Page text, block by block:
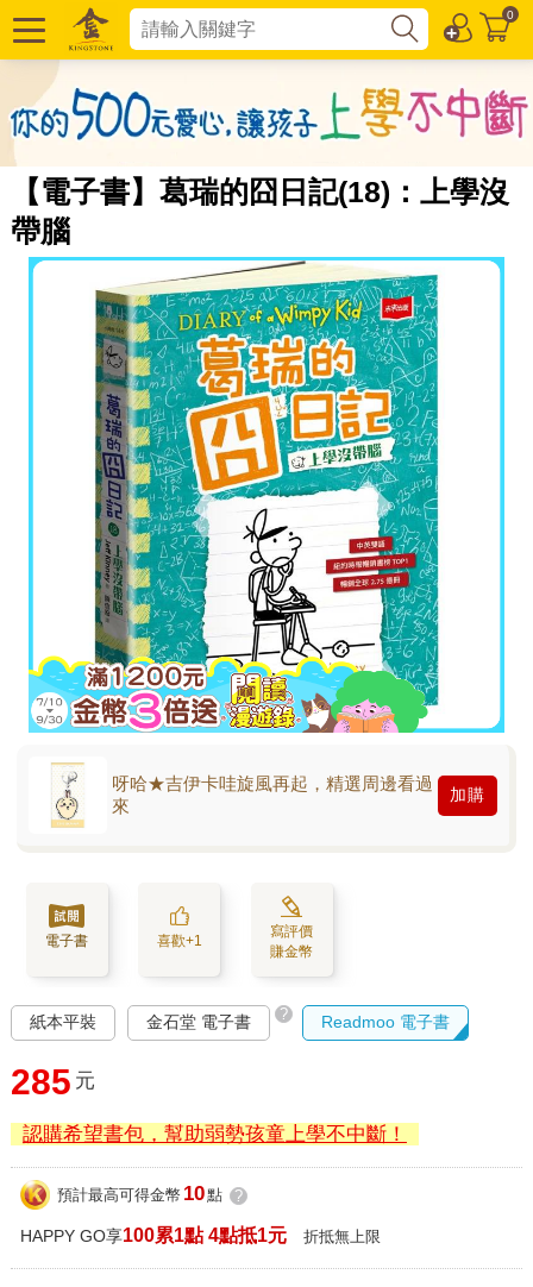
0
【電子書】葛瑞的囧日記(18)：上學沒
帶腦
呀哈★吉伊卡哇旋風再起，精選周邊看過
來
加購
電子書 喜歡+1
寫評價
賺金幣
紙本平裝 金石堂 電子書 ? Readmoo 電子書
285 元
認購希望書包，幫助弱勢孩童上學不中斷！
預計最高可得金幣 10點 ?
HAPPY GO享100累1點 4點抵1元 折抵無上限